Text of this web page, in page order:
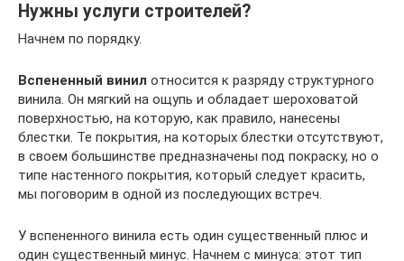
Нужны услуги строителей?
Начнем по порядку.
Вспененный винил относится к разряду структурного
винила. Он мягкий на ощупь и обладает шероховатой
поверхностью, на которую, как правило, нанесены
блестки. Те покрытия, на которых блестки отсутствуют,
в своем большинстве предназначены под покраску, но о
типе настенного покрытия, который следует красить,
мы поговорим в одной из последующих встреч.
У вспененного винила есть один существенный плюс и
один существенный минус. Начнем с минуса: этот тип